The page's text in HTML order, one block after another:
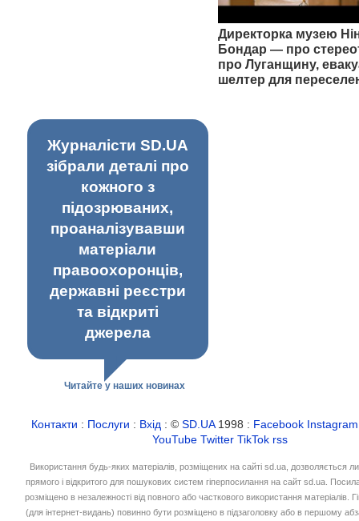
Директорка музею
Бондар — про
про Луганщину,
шелтер для
Журналісти SD.UA
зібрали деталі про
кожного з
підозрюваних,
проаналізувавши
матеріали
правоохоронців,
державні реєстри
та відкриті
джерела
Читайте у наших новинах
Контакти : Послуги : Вхід : ©SD.UA1998 : Facebook Instagram
YouTube Twitter TikTok rss
Використання будь-яких матеріалів, розміщених на сайті sd.ua, дозволяється
прямого і відкритого для пошукових систем гіперпосилання на сайт sd.ua.
розміщено в незалежності від повного або часткового використання матеріалів.
(для інтернет-видань) повинно бути розміщено в підзаголовку або в першому